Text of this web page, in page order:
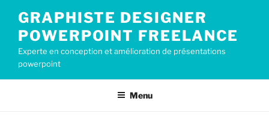
contenu
principal
GRAPHISTE DESIGNER
POWERPOINT FREELANCE
Experte en conception et amélioration de présentations
powerpoint
Menu